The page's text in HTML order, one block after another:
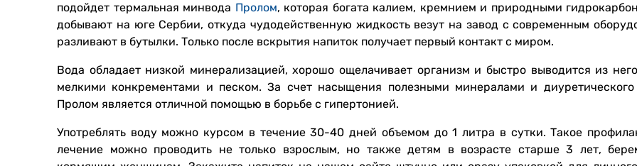
подойдет термальная минвода Пролом, которая богата калием, кремнием и природными
добывают на юге Сербии, откуда чудодейственную жидкость везут на завод с современным
разливают в бутылки. Только после вскрытия напиток получает первый контакт с миром.
Вода обладает низкой минерализацией, хорошо ощелачивает организм и быстро выводится из
мелкими конкрементами и песком. За счет насыщения полезными минералами и диуретического
Пролом является отличной помощью в борьбе с гипертонией.
Употреблять воду можно курсом в течение 30-40 дней объемом до 1 литра в сутки. Такое
лечение можно проводить не только взрослым, но также детям в возрасте старше 3 лет,